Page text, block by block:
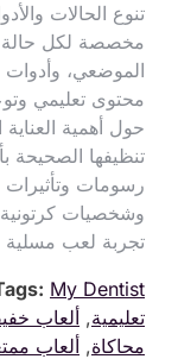
تنوع الحالات
مخصصة لكل حالة
الموضعي، وأدوات
محتوى تعليمي
حول أهمية
تنظيفها الصحيحة
رسومات
وشخصيات
تجربة لعب مسلية
My Dentist
تعليمية, ألعاب
محاكاة, ألعاب